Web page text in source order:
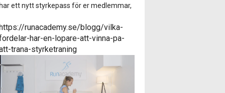
har ett nytt styrkepass för er medlemmar,
finns på två olika nivåer så passar
som både är van vid styrketräning och
även för dig som inte tränar styrka särskilt
https://runacademy.se/blogg/vilka-
har-en-lopare-att-vinna-pa-
trana-styrketraning